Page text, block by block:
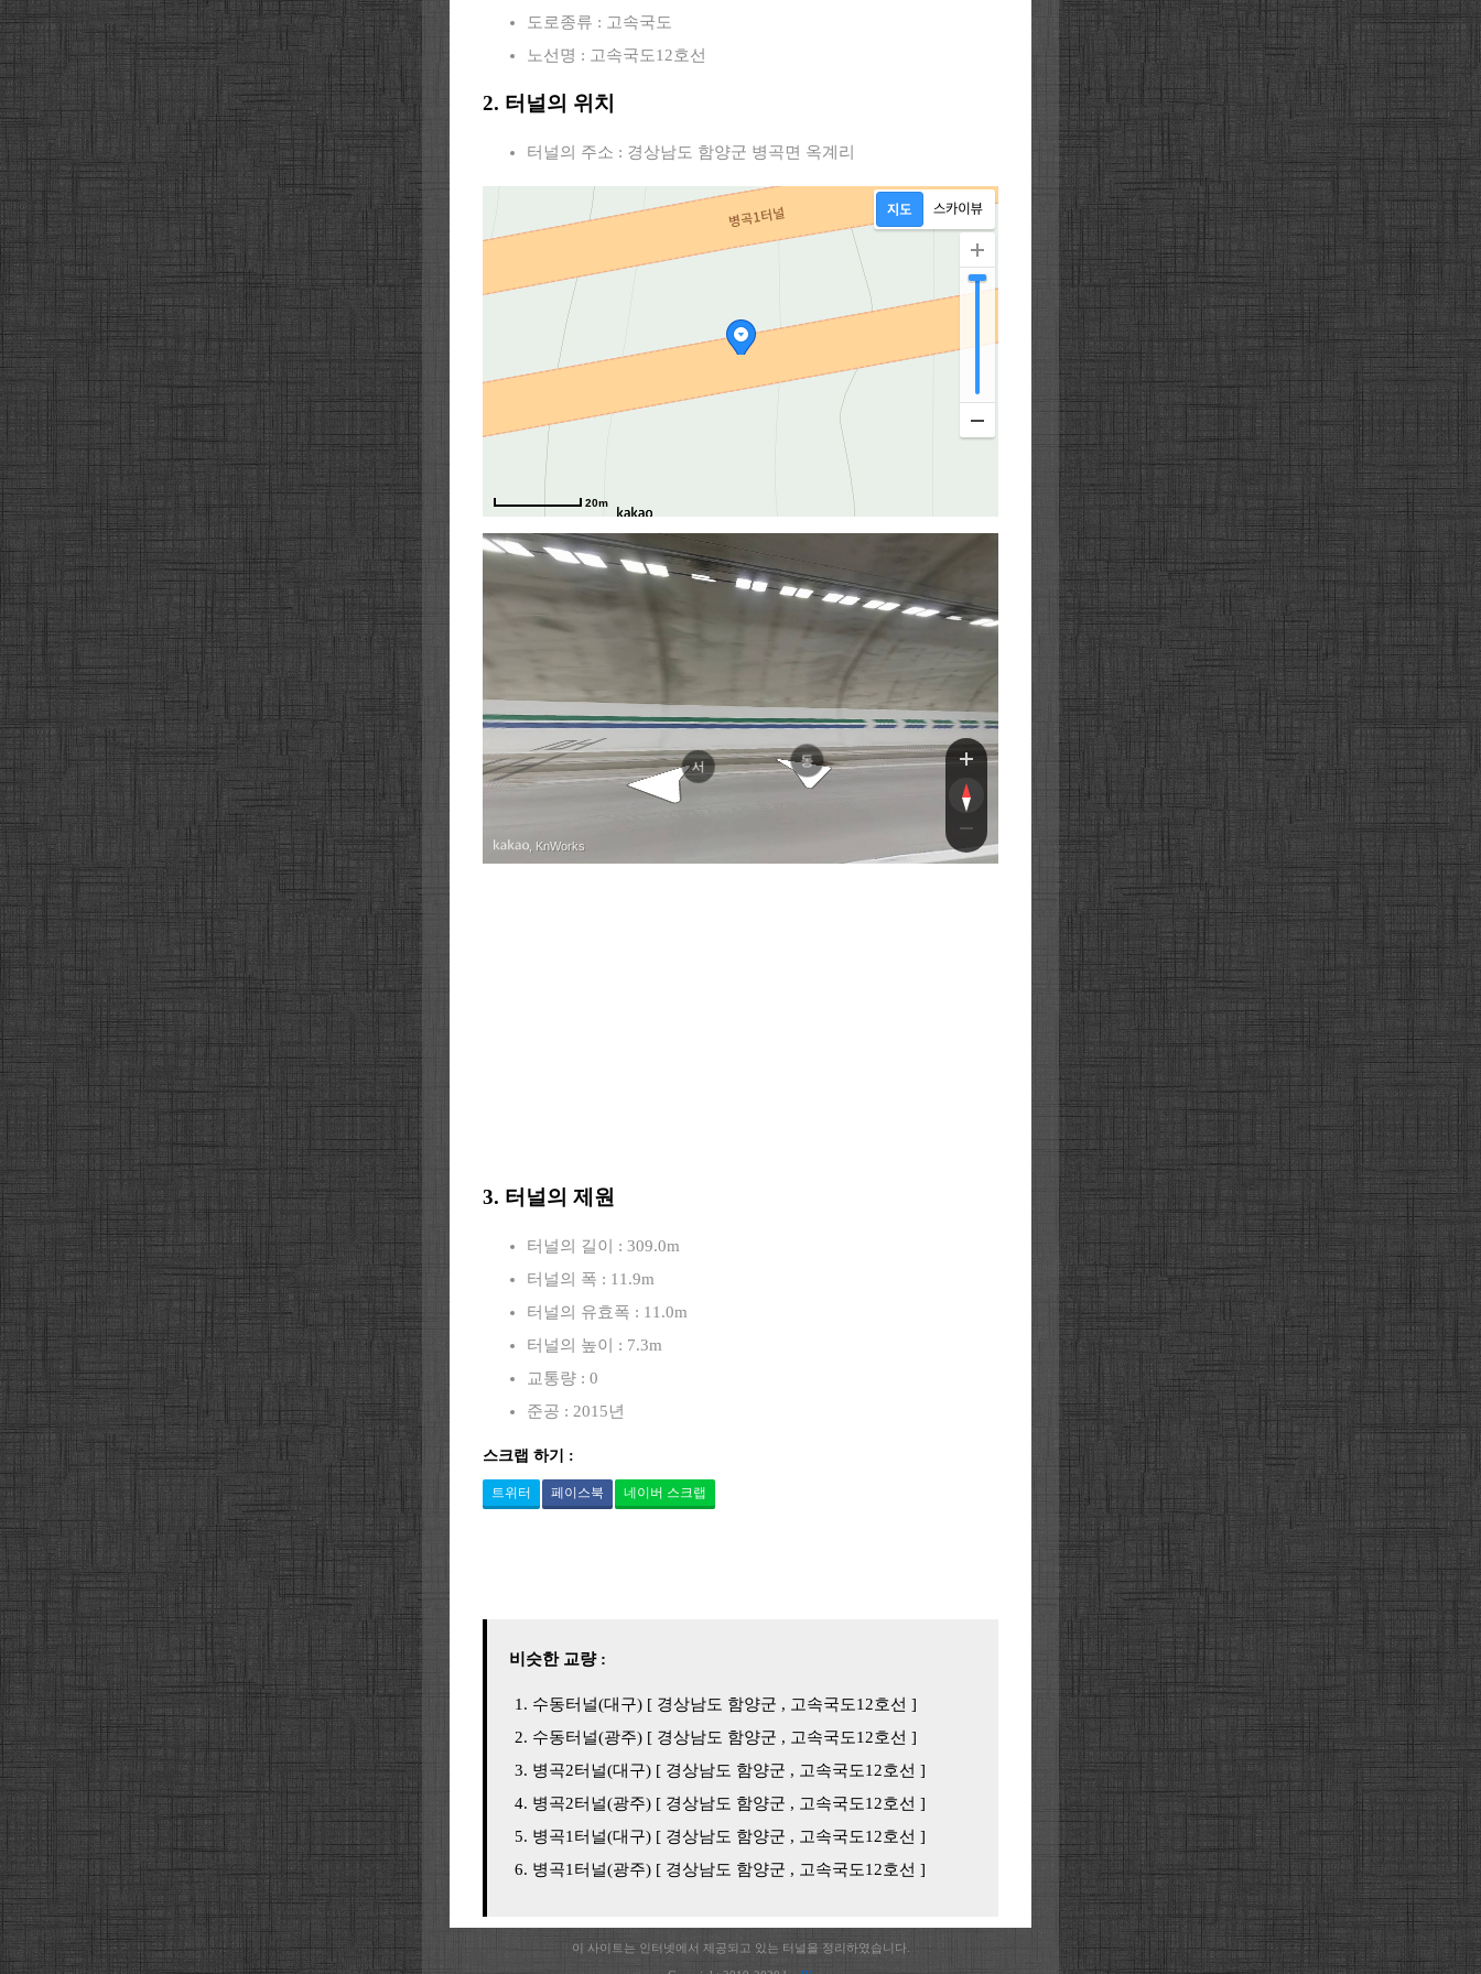
도로종류 : 고속국도
노선명 : 고속국도12호선
2. 터널의 위치
터널의 주소 : 경상남도 함양군 병곡면 옥계리
20m
광주대구고속도로
서 동
, KnWorks
3. 터널의 제원
터널의 길이 : 309.0m
터널의 폭 : 11.9m
터널의 유효폭 : 11.0m
터널의 높이 : 7.3m
교통량 : 0
준공 : 2015년
스크랩 하기 :
트위터 페이스북 네이버 스크랩
비슷한 교량 :
수동터널(대구) [ 경상남도 함양군 , 고속국도12호선 ]
수동터널(광주) [ 경상남도 함양군 , 고속국도12호선 ]
병곡2터널(대구) [ 경상남도 함양군 , 고속국도12호선 ]
병곡2터널(광주) [ 경상남도 함양군 , 고속국도12호선 ]
병곡1터널(대구) [ 경상남도 함양군 , 고속국도12호선 ]
병곡1터널(광주) [ 경상남도 함양군 , 고속국도12호선 ]
이 사이트는 인터넷에서 제공되고 있는 터널을 정리하였습니다.